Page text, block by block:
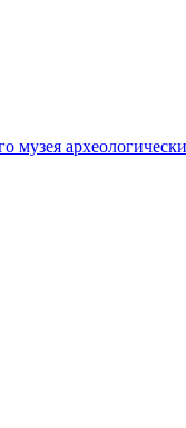
музея